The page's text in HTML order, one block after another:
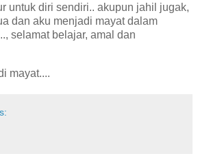
untuk diri sendiri.. akupun jahil jugak,
dan aku menjadi mayat dalam
selamat belajar, amal dan
mayat....